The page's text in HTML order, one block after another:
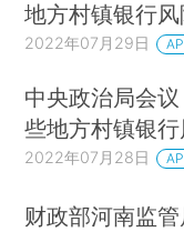
地方村镇银行风
2022年07月29日
中央政治局会
些地方村镇银
2022年07月28日
财政部河南监